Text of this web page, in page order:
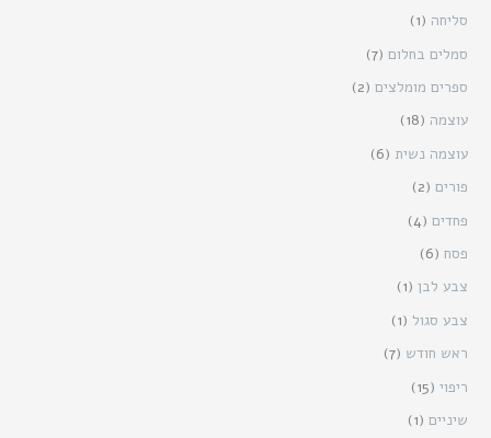
סליחה (1)
סמלים בחלום (7)
ספרים מומלצים (2)
עוצמה (18)
עוצמה נשית (6)
פורים (2)
פחדים (4)
פסח (6)
צבע לבן (1)
צבע סגול (1)
ראש חודש (7)
ריפוי (15)
שיניים (1)